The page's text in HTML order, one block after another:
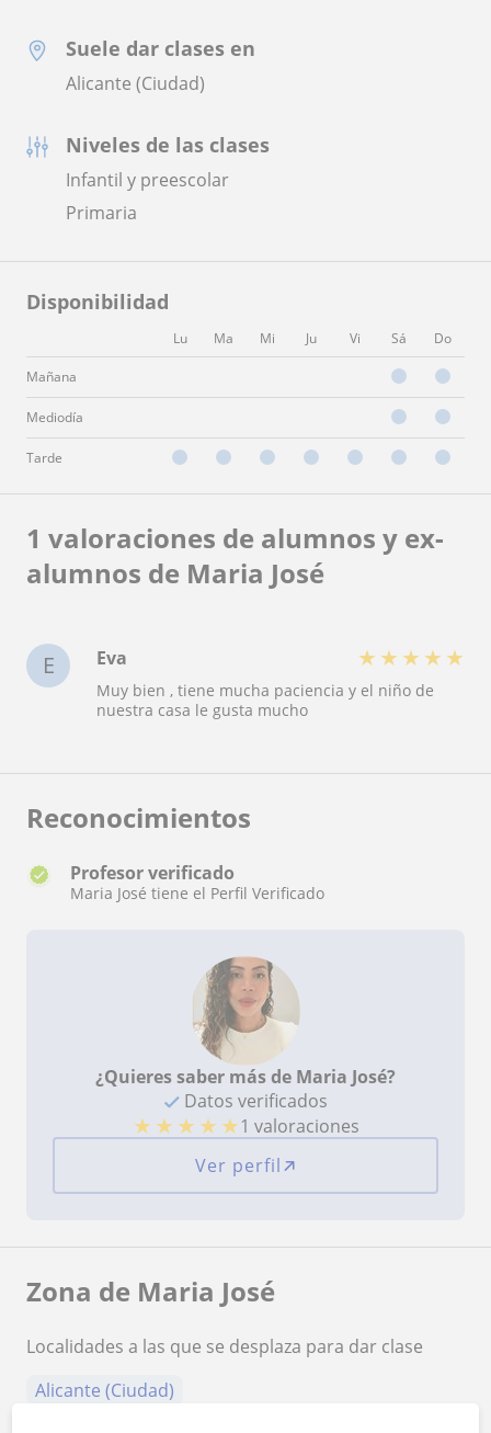
Suele dar clases en
Alicante (Ciudad)
Niveles de las clases
Infantil y preescolar
Primaria
Disponibilidad
Lu Ma Mi Ju Vi Sá Do
Mañana
Mediodía
Tarde
1 valoraciones de alumnos y ex-
alumnos de Maria José
E Eva ★ ★ ★ ★ ★
Muy bien , tiene mucha paciencia y el niño de
nuestra casa le gusta mucho
Reconocimientos
Profesor verificado
Maria José tiene el Perfil Verificado
¿Quieres saber más de Maria José?
Datos verificados
★ ★ ★ ★ ★1 valoraciones
Ver perfil
Zona de Maria José
Localidades a las que se desplaza para dar clase
Alicante (Ciudad)